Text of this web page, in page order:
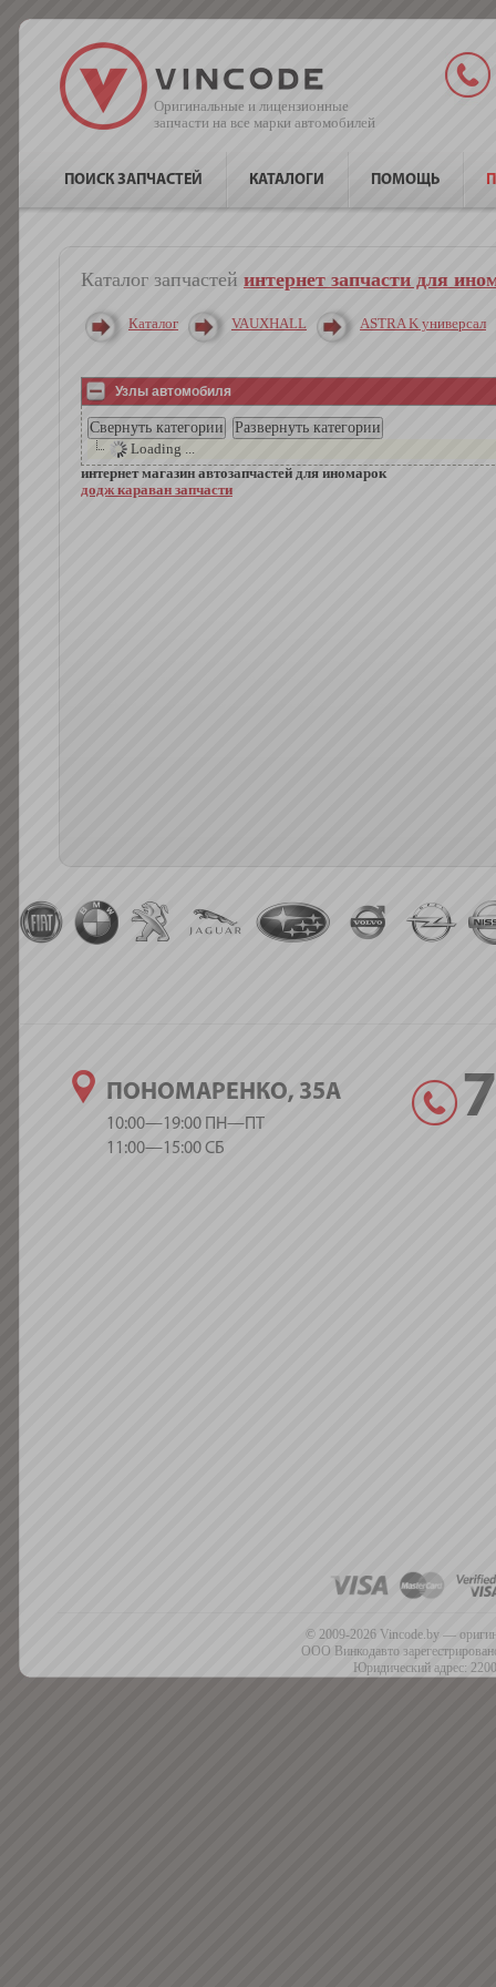
Оригинальные и лицензионные
запчасти на все марки автомобилей
ПОИСК ЗАПЧАСТЕЙ КАТАЛОГИ ПОМОЩЬ
Каталог запчастей интернет запчасти для
Каталог VAUXHALL ASTRA K универсал
Узлы автомобиля
Loading ...
интернет магазин автозапчастей для иномарок
додж караван запчасти
ПОНОМАРЕНКО, 35А
10:00—19:00 ПН—ПТ
11:00—15:00 СБ
© 2009-2026 Vincode.by —
ООО Винкодавто
Юридический адрес: